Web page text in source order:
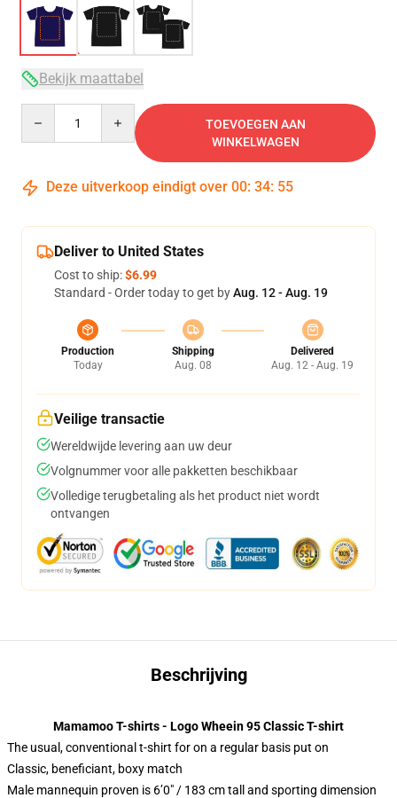
Bekijk maattabel
TOEVOEGEN AAN
WINKELWAGEN
Deze uitverkoop eindigt over 00: 34: 54
Deliver to United States
Cost to ship:$6.99
Standard - Order today to get byAug. 12 - Aug. 19
Production
Today
Shipping
Aug. 08
Delivered
Aug. 12 - Aug. 19
Veilige transactie
Wereldwijde levering aan uw deur
Volgnummer voor alle pakketten beschikbaar
Volledige terugbetaling als het product niet wordt
ontvangen
Beschrijving
Mamamoo T-shirts - Logo Wheein 95 Classic T-shirt
The usual, conventional t-shirt for on a regular basis put on
Classic, beneficiant, boxy match
Male mannequin proven is 6’0″ / 183 cm tall and sporting dimension